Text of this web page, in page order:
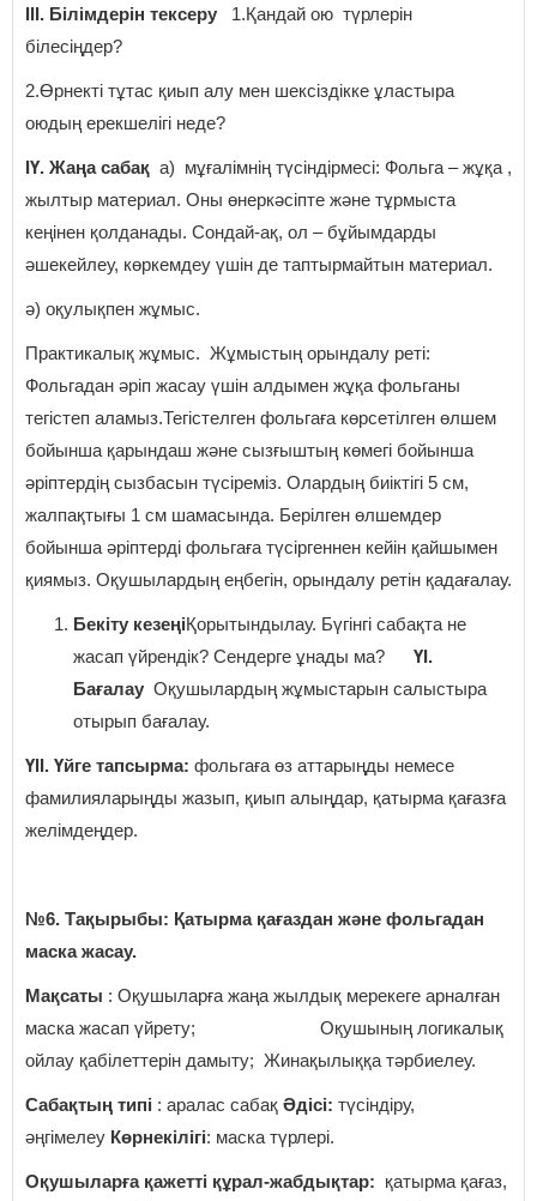
ІІІ. Білімдерін тексеру 1.Қандай ою түрлерін
білесіңдер?
2.Өрнекті тұтас қиып алу мен шексіздікке ұластыра
оюдың ерекшелігі неде?
ІҮ. Жаңа сабақ а) мұғалімнің түсіндірмесі: Фольга – жұқа ,
жылтыр материал. Оны өнеркәсіпте және тұрмыста
кеңінен қолданады. Сондай-ақ, ол – бұйымдарды
әшекейлеу, көркемдеу үшін де таптырмайтын материал.
ә) оқулықпен жұмыс.
Практикалық жұмыс. Жұмыстың орындалу реті:
Фольгадан әріп жасау үшін алдымен жұқа фольганы
тегістеп аламыз.Тегістелген фольгаға көрсетілген өлшем
бойынша қарындаш және сызғыштың көмегі бойынша
әріптердің сызбасын түсіреміз. Олардың биіктігі 5 см,
жалпақтығы 1 см шамасында. Берілген өлшемдер
бойынша әріптерді фольгаға түсіргеннен кейін қайшымен
қиямыз. Оқушылардың еңбегін, орындалу ретін қадағалау.
Бекіту кезеңіҚорытындылау. Бүгінгі сабақта не
жасап үйрендік? Сендерге ұнады ма? ҮІ.
Бағалау Оқушылардың жұмыстарын салыстыра
отырып бағалау.
ҮІІ. Үйге тапсырма: фольгаға өз аттарыңды немесе
фамилияларыңды жазып, қиып алыңдар, қатырма қағазға
желімдеңдер.
№6. Тақырыбы: Қатырма қағаздан және фольгадан
маска жасау.
Мақсаты : Оқушыларға жаңа жылдық мерекеге арналған
маска жасап үйрету; Оқушының логикалық
ойлау қабілеттерін дамыту; Жинақылыққа тәрбиелеу.
Сабақтың типі : аралас сабақ Әдісі: түсіндіру,
әңгімелеу Көрнекілігі: маска түрлері.
Оқушыларға қажетті құрал-жабдықтар: қатырма қағаз,